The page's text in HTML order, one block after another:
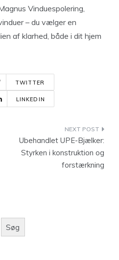
Vinduespolering,
– du vælger en
af klarhed, både i dit hjem
TWITTER
LINKEDIN
Ubehandlet UPE-Bjælker:
Styrken i konstruktion og
forstærkning
Søg